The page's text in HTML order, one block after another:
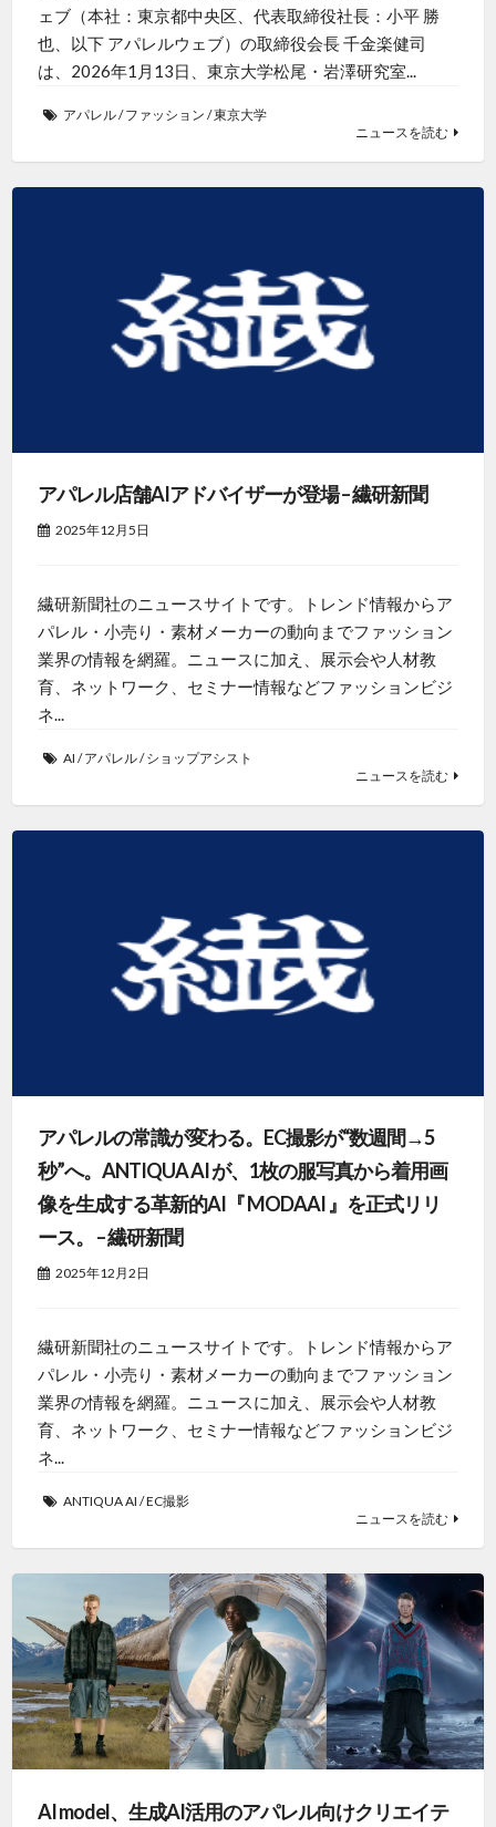
ェブ（本社：東京都中央区、代表取締役社長：小平 勝
也、以下 アパレルウェブ）の取締役会長 千金楽健司
は、2026年1月13日、東京大学松尾・岩澤研究室...
アパレル/ファッション /東京大学
ニュースを読む
アパレル店舗AIアドバイザーが登場 – 繊研新聞
2025年12月5日
繊研新聞社のニュースサイトです。トレンド情報からア
パレル・小売り・素材メーカーの動向までファッション
業界の情報を網羅。ニュースに加え、展示会や人材教
育、ネットワーク、セミナー情報などファッションビジ
ネ...
AI /アパレル/ショップアシスト
ニュースを読む
アパレルの常識が変わる。EC撮影が“数週間→5
秒”へ。ANTIQUA AI が、1枚の服写真から着用画
像を生成する革新的AI『 MODAAI 』を正式リリ
ース。 – 繊研新聞
2025年12月2日
繊研新聞社のニュースサイトです。トレンド情報からア
パレル・小売り・素材メーカーの動向までファッション
業界の情報を網羅。ニュースに加え、展示会や人材教
育、ネットワーク、セミナー情報などファッションビジ
ネ...
ANTIQUA AI /EC撮影
ニュースを読む
AI model、生成AI活用のアパレル向けクリエイテ